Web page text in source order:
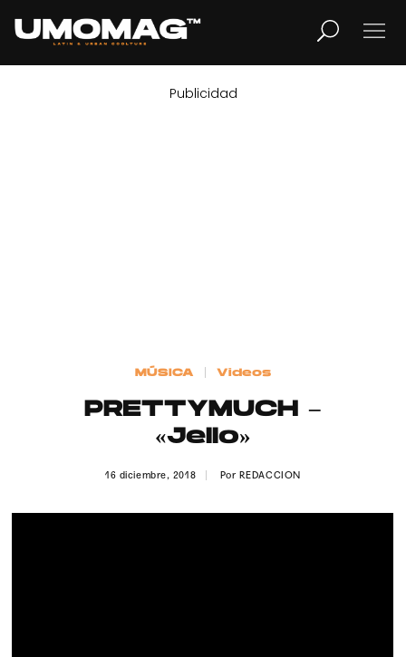
LIFESTYLE
Publicidad
MÚSICA Videos
PRETTYMUCH –
«Jello»
16 diciembre, 2018 Por REDACCION